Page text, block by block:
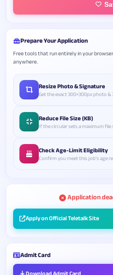
Prepare Your Application
Free tools that run entirely in your
anywhere.
Resize Photo & Signature
Get the exact 300×300px photo
Reduce File Size (KB)
If the circular sets a maximum file
Check Age-Limit Eligibility
Confirm you meet this job's age
Application
Apply on Official Teletalk Site
Admit Card